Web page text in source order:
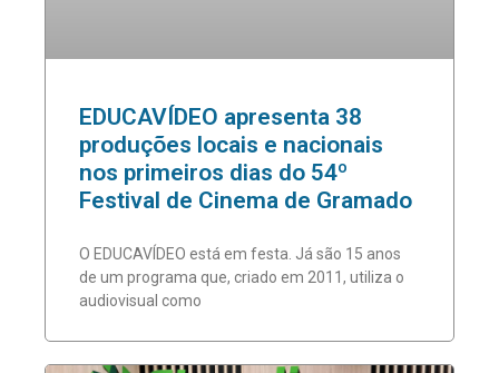
EDUCAVÍDEO apresenta 38
produções locais e nacionais
nos primeiros dias do 54º
Festival de Cinema de Gramado
O EDUCAVÍDEO está em festa. Já são 15 anos
de um programa que, criado em 2011, utiliza o
audiovisual como